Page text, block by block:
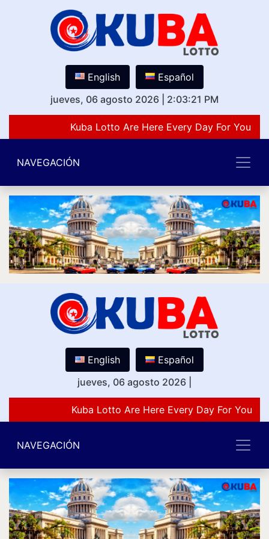
English
Español
jueves, 06 agosto 2026
2:03:21 PM
Kuba Lotto Are Here Every Day For You
NAVEGACIÓN
English
Español
jueves, 06 agosto 2026
Kuba Lotto Are Here Every Day For You
NAVEGACIÓN